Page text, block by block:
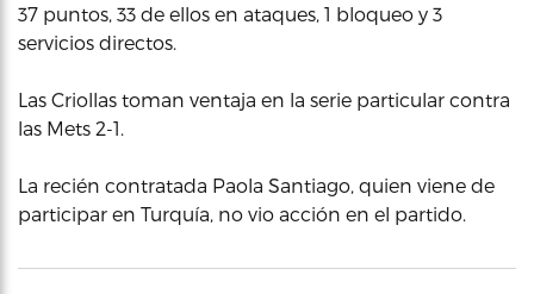
37 puntos, 33 de ellos en ataques, 1 bloqueo y 3
servicios directos.
Las Criollas toman ventaja en la serie particular contra
las Mets 2-1.
La recién contratada Paola Santiago, quien viene de
participar en Turquía, no vio acción en el partido.